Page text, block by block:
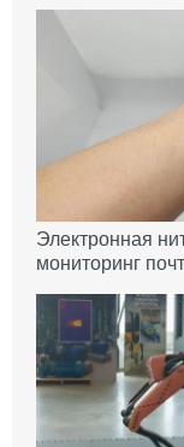
Электронная
мониторинг